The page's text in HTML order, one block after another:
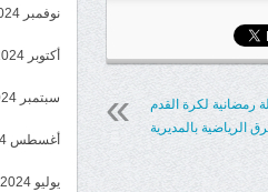
رمضانية لكرة القدم
الرياضية بالمديرية
نوفمبر 2024
أكتوبر 2024
سبتمبر 2024
أغسطس 2024
يوليو 2024